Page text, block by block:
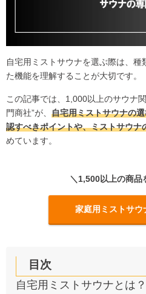
自宅用ミストサウナを選ぶ際は、種
た機能を理解することが大切です。
この記事では、1,000以上のサウナ
門商社”が、 自宅用ミストサウナの
認すべきポイントや、ミストサウナ
めています。
＼1,500以上の商品
家庭用ミストサウ
目次
自宅用ミストサウナとは？